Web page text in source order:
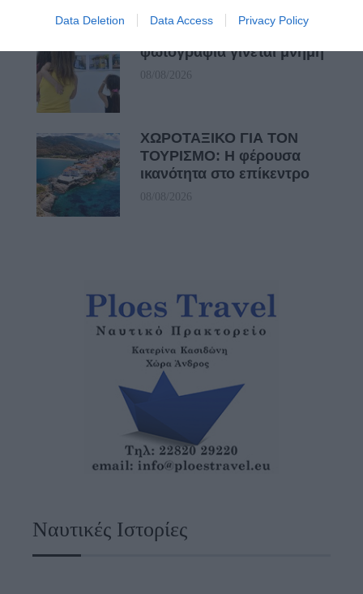
Data Deletion Data Access Privacy Policy
φωτογραφία γίνεται μνήμη
08/08/2026
ΧΩΡΟΤΑΞΙΚΟ ΓΙΑ ΤΟΝ
ΤΟΥΡΙΣΜΟ: Η φέρουσα
ικανότητα στο επίκεντρο
08/08/2026
Ναυτικές Ιστορίες